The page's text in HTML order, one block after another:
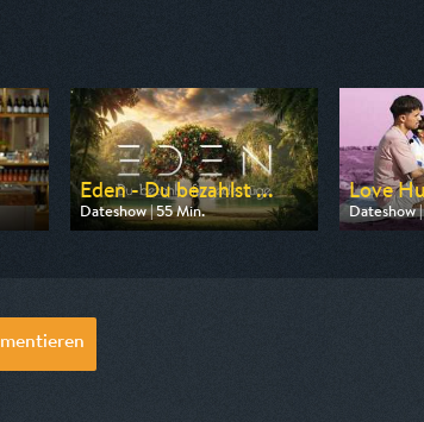
Eden - Du bezahlst ...
Dateshow | 55 Min.
Ausgestrahlt von Pro 7
Love
Dateshow